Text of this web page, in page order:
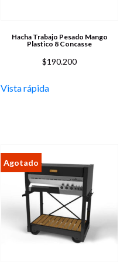
Hacha Trabajo Pesado Mango
Plastico 8 Concasse
$190.200
Vista rápida